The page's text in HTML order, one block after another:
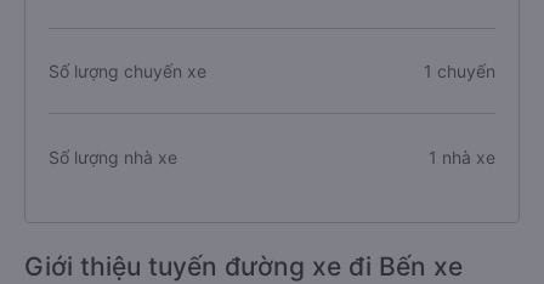
Số lượng chuyến xe 1 chuyến
Số lượng nhà xe 1 nhà xe
Giới thiệu tuyến đường xe đi Bến xe